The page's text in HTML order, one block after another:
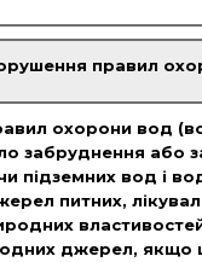
правил
охорони вод
забруднення або
підземних вод і
питних,
джерел, якщо